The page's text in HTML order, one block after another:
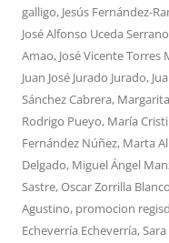
galligo, Jesús Fernández-
José Alfonso Uceda Serrano
Amao, José Vicente Torres
Juan José Jurado Jurado,
Sánchez Cabrera,
Rodrigo Pueyo, María
Fernández Núñez, Marta
Delgado, Miguel Ángel
Sastre,Oscar Zorrilla Blanco
Agustino, promocion
Echeverría Echeverría,